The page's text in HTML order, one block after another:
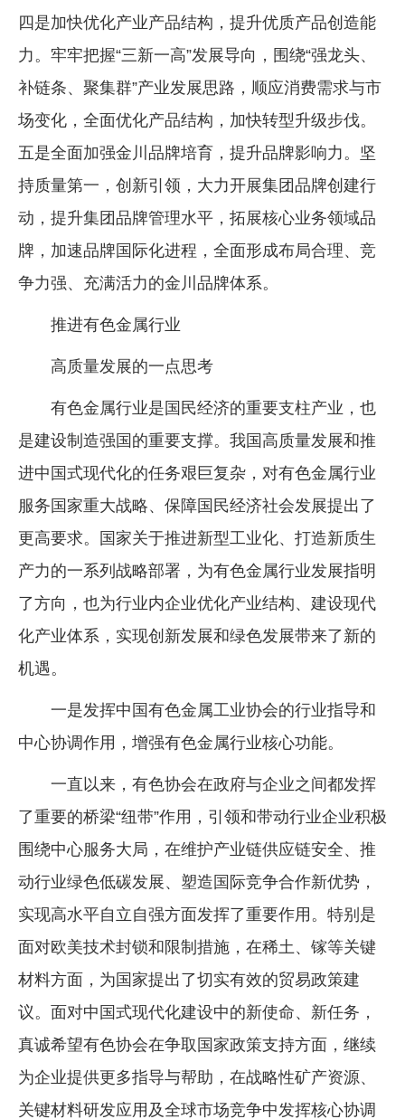
四是加快优化产业产品结构，提升优质产品创造能
力。牢牢把握“三新一高”发展导向，围绕“强龙头、
补链条、聚集群”产业发展思路，顺应消费需求与市
场变化，全面优化产品结构，加快转型升级步伐。
五是全面加强金川品牌培育，提升品牌影响力。坚
持质量第一，创新引领，大力开展集团品牌创建行
动，提升集团品牌管理水平，拓展核心业务领域品
牌，加速品牌国际化进程，全面形成布局合理、竞
争力强、充满活力的金川品牌体系。
推进有色金属行业
高质量发展的一点思考
有色金属行业是国民经济的重要支柱产业，也
是建设制造强国的重要支撑。我国高质量发展和推
进中国式现代化的任务艰巨复杂，对有色金属行业
服务国家重大战略、保障国民经济社会发展提出了
更高要求。国家关于推进新型工业化、打造新质生
产力的一系列战略部署，为有色金属行业发展指明
了方向，也为行业内企业优化产业结构、建设现代
化产业体系，实现创新发展和绿色发展带来了新的
机遇。
一是发挥中国有色金属工业协会的行业指导和
中心协调作用，增强有色金属行业核心功能。
一直以来，有色协会在政府与企业之间都发挥
了重要的桥梁“纽带”作用，引领和带动行业企业积极
围绕中心服务大局，在维护产业链供应链安全、推
动行业绿色低碳发展、塑造国际竞争合作新优势，
实现高水平自立自强方面发挥了重要作用。特别是
面对欧美技术封锁和限制措施，在稀土、镓等关键
材料方面，为国家提出了切实有效的贸易政策建
议。面对中国式现代化建设中的新使命、新任务，
真诚希望有色协会在争取国家政策支持方面，继续
为企业提供更多指导与帮助，在战略性矿产资源、
关键材料研发应用及全球市场竞争中发挥核心协调